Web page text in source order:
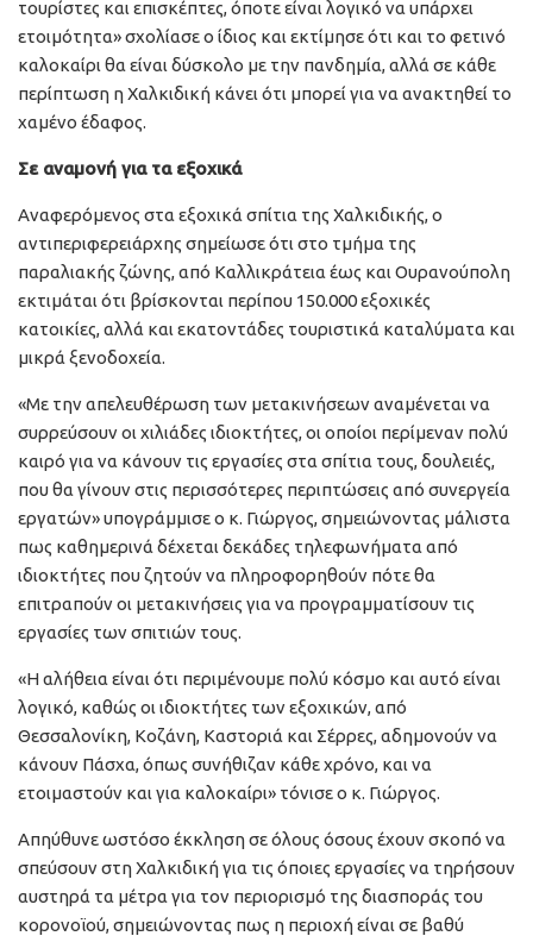
τουρίστες και επισκέπτες, όποτε είναι λογικό να υπάρχει
ετοιμότητα» σχολίασε ο ίδιος και εκτίμησε ότι και το φετινό
καλοκαίρι θα είναι δύσκολο με την πανδημία, αλλά σε κάθε
περίπτωση η Χαλκιδική κάνει ότι μπορεί για να ανακτηθεί το
χαμένο έδαφος.
Σε αναμονή για τα εξοχικά
Αναφερόμενος στα εξοχικά σπίτια της Χαλκιδικής, ο
αντιπεριφερειάρχης σημείωσε ότι στο τμήμα της
παραλιακής ζώνης, από Καλλικράτεια έως και Ουρανούπολη
εκτιμάται ότι βρίσκονται περίπου 150.000 εξοχικές
κατοικίες, αλλά και εκατοντάδες τουριστικά καταλύματα και
μικρά ξενοδοχεία.
«Με την απελευθέρωση των μετακινήσεων αναμένεται να
συρρεύσουν οι χιλιάδες ιδιοκτήτες, οι οποίοι περίμεναν πολύ
καιρό για να κάνουν τις εργασίες στα σπίτια τους, δουλειές,
που θα γίνουν στις περισσότερες περιπτώσεις από συνεργεία
εργατών» υπογράμμισε ο κ. Γιώργος, σημειώνοντας μάλιστα
πως καθημερινά δέχεται δεκάδες τηλεφωνήματα από
ιδιοκτήτες που ζητούν να πληροφορηθούν πότε θα
επιτραπούν οι μετακινήσεις για να προγραμματίσουν τις
εργασίες των σπιτιών τους.
«Η αλήθεια είναι ότι περιμένουμε πολύ κόσμο και αυτό είναι
λογικό, καθώς οι ιδιοκτήτες των εξοχικών, από
Θεσσαλονίκη, Κοζάνη, Καστοριά και Σέρρες, αδημονούν να
κάνουν Πάσχα, όπως συνήθιζαν κάθε χρόνο, και να
ετοιμαστούν και για καλοκαίρι» τόνισε ο κ. Γιώργος.
Απηύθυνε ωστόσο έκκληση σε όλους όσους έχουν σκοπό να
σπεύσουν στη Χαλκιδική για τις όποιες εργασίες να τηρήσουν
αυστηρά τα μέτρα για τον περιορισμό της διασποράς του
κορονοϊού, σημειώνοντας πως η περιοχή είναι σε βαθύ